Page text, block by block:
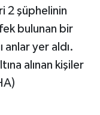
2 şüphelinin
bulunan bir
anlar yer aldı.
alınan kişiler